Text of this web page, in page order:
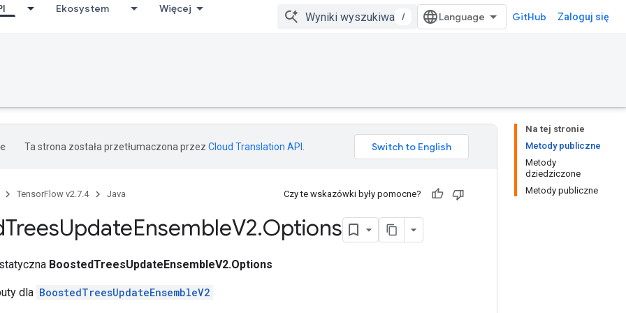
Ekosystem Więcej
/ GitHub Zaloguj się
Na tej stronie
Metody publiczne
Metody
dziedziczone
Metody publiczne
Ta strona została przetłumaczona przez Cloud Translation API
TensorFlow v2.7.4 Java Czy te wskazówki były pomocne?
TreesUpdateEnsembleV2.Options
BoostedTreesUpdateEnsembleV2.Options
dla BoostedTreesUpdateEnsembleV2